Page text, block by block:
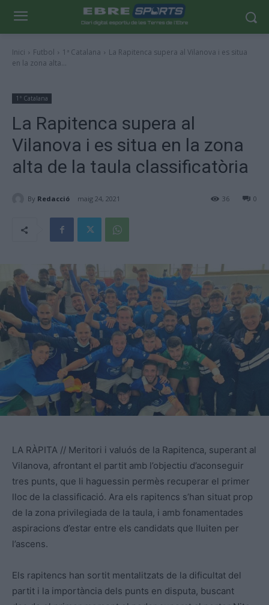
Inici Futbol 1ª Catalana
La Rapitenca supera al Vilanova i es situa
en la zona alta...
1ª Catalana
La Rapitenca supera al
Vilanova i es situa en la zona
alta de la taula classificatòria
By Redacció maig 24, 2021 0
36
LA RÀPITA // Meritori i valuós de la Rapitenca, superant al
Vilanova, afrontant el partit amb l’objectiu d’aconseguir
tres punts, que li haguessin permès recuperar el primer
lloc de la classificació. Ara els rapitencs s’han situat prop
de la zona privilegiada de la taula, i amb fonamentades
aspiracions d’estar entre els candidats que lluiten per
l’ascens.
Els rapitencs han sortit mentalitzats de la dificultat del
partit i la importància dels punts en disputa, buscant